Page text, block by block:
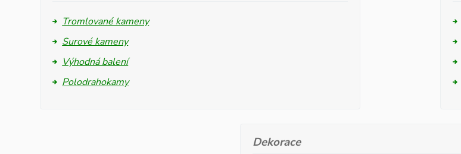
Tromlované kameny
Surové kameny
Výhodná balení
Polodrahokamy
Dekorace